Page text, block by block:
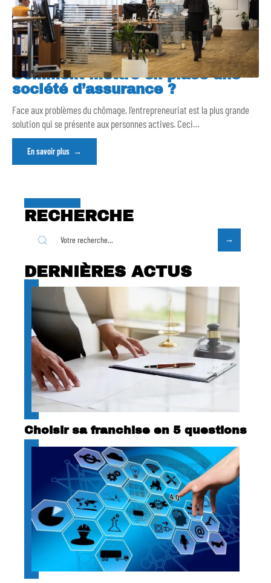
Comment mettre en place une
société d’assurance ?
Face aux problèmes du chômage, l’entrepreneuriat est la plus grande
solution qui se présente aux personnes actives. Ceci…
En savoir plus
RECHERCHE
DERNIÈRES ACTUS
Choisir sa franchise en 5 questions